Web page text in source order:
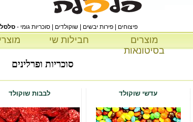
פיצוחים | פירות יבשים | שוקולדים | סוכריות גומי -
מוצרים
בסיטונאות
חבילות שי
סוכריות ופרלינים
לבבות שוקולד עדשי שוקולד